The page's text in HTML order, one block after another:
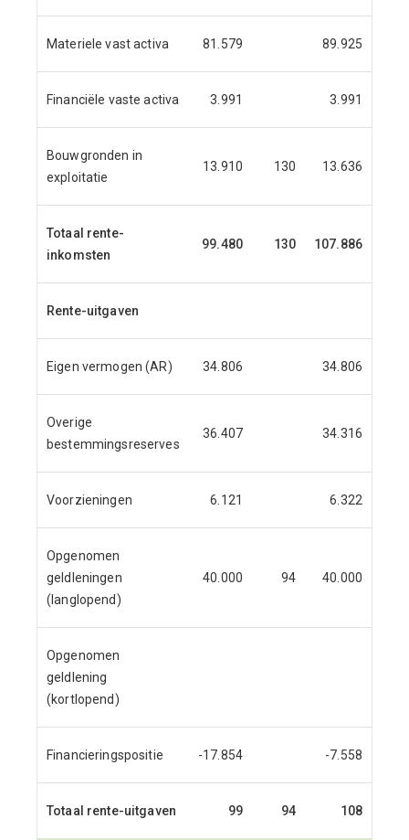
Materiele vast activa 81.579 89.925
Financiële vaste activa 3.991 3.991
Bouwgronden in
exploitatie
13.910 130 13.636
Totaal rente-
inkomsten
99.480 130 107.886
Rente-uitgaven
Eigen vermogen (AR) 34.806 34.806
Overige
bestemmingsreserves
36.407 34.316
Voorzieningen 6.121 6.322
Opgenomen
geldleningen
(langlopend)
40.000 94 40.000
Opgenomen
geldlening
(kortlopend)
Financieringspositie -17.854 -7.558
Totaal rente-uitgaven 99 94 108